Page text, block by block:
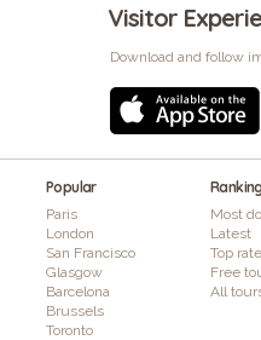
Visitor
Download and follow
Popular
Paris
London
San Francisco
Glasgow
Barcelona
Brussels
Toronto
Most
Latest
Top
Free
All